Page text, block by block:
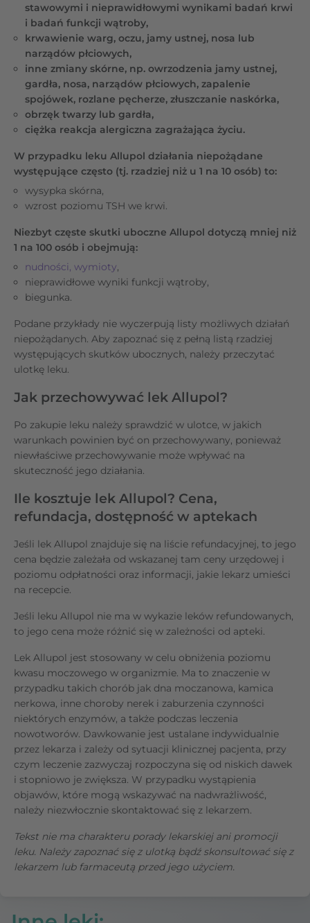
stawowymi i nieprawidłowymi wynikami badań krwi
i badań funkcji wątroby,
krwawienie warg, oczu, jamy ustnej, nosa lub
narządów płciowych,
inne zmiany skórne, np. owrzodzenia jamy ustnej,
gardła, nosa, narządów płciowych, zapalenie
spojówek, rozlane pęcherze, złuszczanie naskórka,
obrzęk twarzy lub gardła,
ciężka reakcja alergiczna zagrażająca życiu.
W przypadku leku Allupol działania niepożądane
występujące często (tj. rzadziej niż u 1 na 10 osób) to:
wysypka skórna,
wzrost poziomu TSH we krwi.
Niezbyt częste skutki uboczne Allupol dotyczą mniej niż
1 na 100 osób i obejmują:
nudności, wymioty,
nieprawidłowe wyniki funkcji wątroby,
biegunka.
Podane przykłady nie wyczerpują listy możliwych działań
niepożądanych. Aby zapoznać się z pełną listą rzadziej
występujących skutków ubocznych, należy przeczytać
ulotkę leku.
Jak przechowywać lek Allupol?
Po zakupie leku należy sprawdzić w ulotce, w jakich
warunkach powinien być on przechowywany, ponieważ
niewłaściwe przechowywanie może wpływać na
skuteczność jego działania.
Ile kosztuje lek Allupol? Cena,
refundacja, dostępność w aptekach
Jeśli lek Allupol znajduje się na liście refundacyjnej, to jego
cena będzie zależała od wskazanej tam ceny urzędowej i
poziomu odpłatności oraz informacji, jakie lekarz umieści
na recepcie.
Jeśli leku Allupol nie ma w wykazie leków refundowanych,
to jego cena może różnić się w zależności od apteki.
Lek Allupol jest stosowany w celu obniżenia poziomu
kwasu moczowego w organizmie. Ma to znaczenie w
przypadku takich chorób jak dna moczanowa, kamica
nerkowa, inne choroby nerek i zaburzenia czynności
niektórych enzymów, a także podczas leczenia
nowotworów. Dawkowanie jest ustalane indywidualnie
przez lekarza i zależy od sytuacji klinicznej pacjenta, przy
czym leczenie zazwyczaj rozpoczyna się od niskich dawek
i stopniowo je zwiększa. W przypadku wystąpienia
objawów, które mogą wskazywać na nadwrażliwość,
należy niezwłocznie skontaktować się z lekarzem.
Tekst nie ma charakteru porady lekarskiej ani promocji
leku. Należy zapoznać się z ulotką bądź skonsultować się z
lekarzem lub farmaceutą przed jego użyciem.